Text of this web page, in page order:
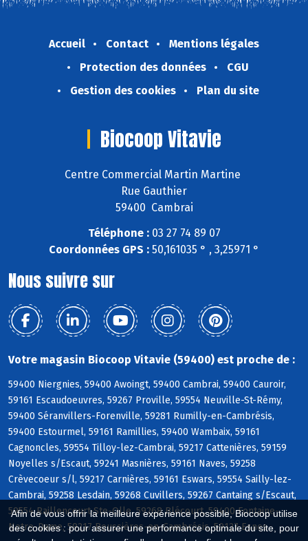
Afin de vous offrir la meilleure expérience possible, Biocoop utilise
des cookies : pour assurer une performance optimale du site, pour
Accueil Contact
Mentions légales
Protection des données
CGU
Gestion des cookies
Plan du site
Biocoop Vitavie
Centre Commercial Martin Martine
Rue Gauthier
59400 Cambrai
Téléphone :03 27 74 89 07
Coordonnées GPS : 50,161035 ° , 3,25971 °
Nous suivre sur
Votre magasin Biocoop Vitavie (59400) est proche de :
59400 Niergnies, 59400 Awoingt, 59400 Cambrai, 59400 Cauroir,
59161 Escaudoeuvres, 59267 Proville, 59554 Neuville-St-Rémy,
59400 Séranvillers-Forenville, 59281 Rumilly-en-Cambrésis,
59400 Estourmel, 59161 Ramillies, 59400 Wambaix, 59161
Cagnoncles, 59554 Tilloy-lez-Cambrai, 59217 Cattenières, 59159
Noyelles s/Escaut, 59241 Masnières, 59161 Naves, 59258
Crèvecoeur s/l, 59217 Carnières, 59161 Eswars, 59554 Sailly-lez-
Cambrai, 59258 Lesdain, 59268 Cuvillers, 59267 Cantaing s/Escaut,
59554 Raillencourt-Ste-Olle, 59268 Blécourt, 59400 Fontaine-
Notre-Dame, 59217 Boussières-en-Cambrésis, 59127 Esnes